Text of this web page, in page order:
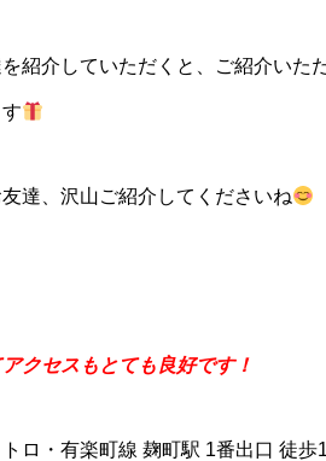
紹介していただくと、ご紹介いた
達、沢山ご紹介してくださいね
クセスもとても良好です！
ロ・有楽町線 麹町駅 1番出口 徒歩